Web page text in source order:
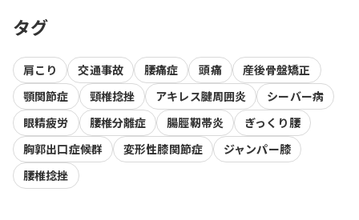
タグ
肩こり 交通事故 腰痛症 頭痛
産後骨盤矯正
顎関節症
頸椎捻挫 アキレス腱周囲炎
シーバー病
眼精疲労
腰椎分離症 腸脛靭帯炎
ぎっくり腰
胸郭出口症候群
変形性膝関節症
ジャンパー膝
腰椎捻挫